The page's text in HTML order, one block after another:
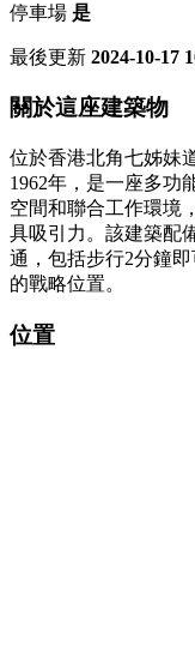
停車場 是
最後更新 2024-10-17
關於這座建築物
位於香港北角七姊妹
1962年，是一座多功
空間和聯合工作環境
具吸引力。該建築配
通，包括步行2分鐘
的戰略位置。
位置